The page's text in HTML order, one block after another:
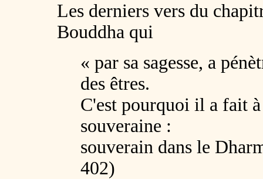
Les derniers vers du
Bouddha qui
« par sa sagesse, a
des êtres.
C'est pourquoi il a fait
souveraine :
souverain dans le
402)